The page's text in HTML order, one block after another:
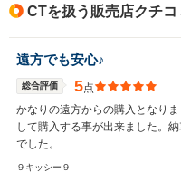
CTを扱う販売店クチコ
遠方でも安心♪
総合評価 5点
かなりの遠方からの購入となり
して購入する事が出来ました。
でした。
９キッシー９